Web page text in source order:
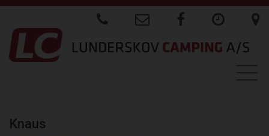
Knaus